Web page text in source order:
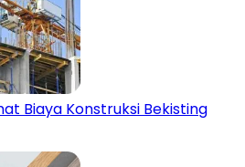
Biaya Konstruksi Bekisting